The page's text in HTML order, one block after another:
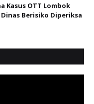
Kasus OTT Lombok
Berisiko Diperiksa